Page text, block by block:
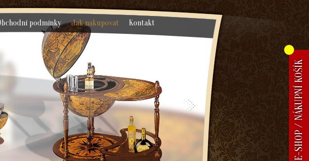
podmínky Jak nakupovat Kontakt
E-SHOP / NÁKUPNÍ KOŠÍK